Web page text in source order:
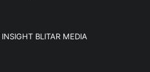
INSIGHT BLITAR MEDIA